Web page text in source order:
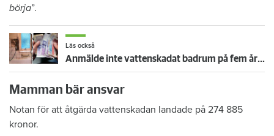
börja”.
Läs också
Anmälde inte vattenskadat badrum på fem år – krävs på 125 000 kronor
Mamman bär ansvar
Notan för att åtgärda vattenskadan landade på 274 885
kronor.